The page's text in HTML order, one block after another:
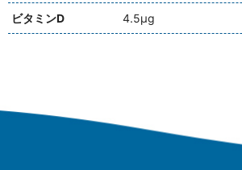
ビタミンD 4.5µg